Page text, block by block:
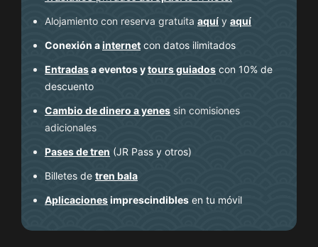
Alojamiento con reserva gratuita aquí y aquí
Conexión ainternet con datos ilimitados
Entradasa eventos ytours guiados con 10% de
descuento
Cambio de dinero a yenes sin comisiones
adicionales
Pases de tren (JR Pass y otros)
Billetes de tren bala
Aplicacionesimprescindibles en tu móvil